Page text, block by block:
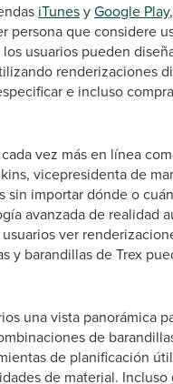
iTunesyGoogle Play
que considere
usuarios pueden
renderizaciones
e incluso
vez más en línea
vicepresidenta de
sin importar dónde o
avanzada de realidad
ver
y barandillas de Trex
una vista panorámica
de
de planificación
de material.